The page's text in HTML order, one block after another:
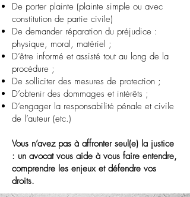
De porter plainte (plainte simple ou avec
constitution de partie civile)
De demander réparation du préjudice :
physique, moral, matériel ;
D’être informé et assisté tout au long de la
procédure ;
De solliciter des mesures de protection ;
D’obtenir des dommages et intérêts ;
D’engager la responsabilité pénale et civile
de l’auteur (etc.)
Vous n’avez pas à affronter seul(e) la justice
: un avocat vous aide à vous faire entendre,
comprendre les enjeux et défendre vos
droits.